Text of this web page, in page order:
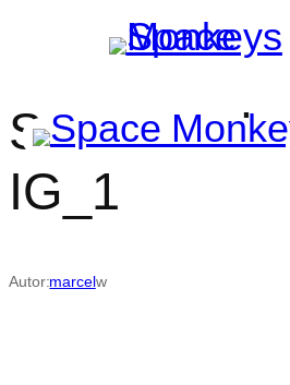
Scena nad
IG_1
Autor:marcelw